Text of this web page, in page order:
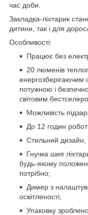
час доби.
Закладка-ліхтарик
дитини, так і для
Особливості:
Працює без
20 люменів
енергозберігаючим
потужною і
світовим
Можливість
До 12 годин
Стильний дизайн;
Гнучка шия
будь-якому
потрібно;
Димер з
освітленості;
Упаковку